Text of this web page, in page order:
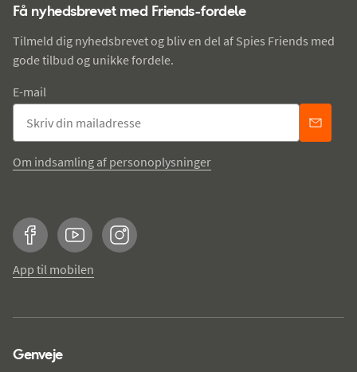
Få nyhedsbrevet med Friends-fordele
Tilmeld dig nyhedsbrevet og bliv en del af Spies Friends med
gode tilbud og unikke fordele.
E-mail
Om indsamling af personoplysninger
FacebookYouTubeInstagram
App til mobilen
Genveje